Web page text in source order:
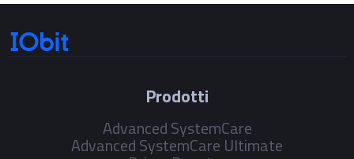
Prodotti
Advanced SystemCare
Advanced SystemCare Ultimate